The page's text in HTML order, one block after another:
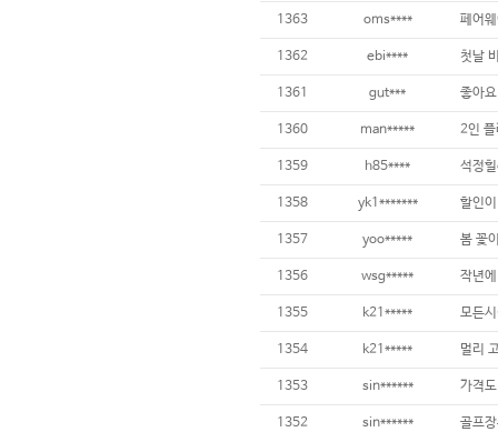
1363 oms****
1362 ebi****
1361 gut***
1360 man***** 2인
1359 h85****
1358 yk1*******
1357 yoo*****
1356 wsg*****
1355 k21*****
1354 k21*****
1353 sin******
1352 sin******